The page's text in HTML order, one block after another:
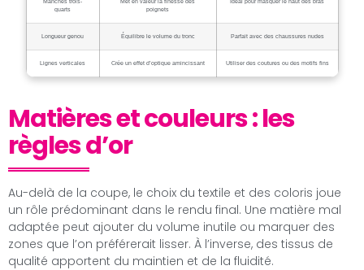
quarts
poignets
Longueur genou Équilibre le volume du tronc Parfait avec des chaussures nudes
Lignes verticales Crée un effet d’optique amincissant Utiliser des coutures ou des motifs fins
Matières et couleurs : les
règles d’or
Au-delà de la coupe, le choix du textile et des coloris joue
un rôle prédominant dans le rendu final. Une matière mal
adaptée peut ajouter du volume inutile ou marquer des
zones que l’on préférerait lisser. À l’inverse, des tissus de
qualité apportent du maintien et de la fluidité.